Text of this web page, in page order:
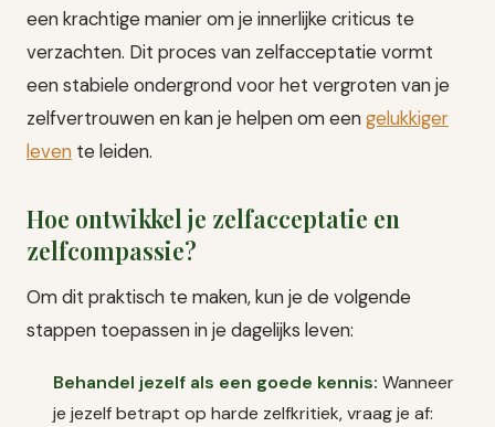
een krachtige manier om je innerlijke criticus te
verzachten. Dit proces van zelfacceptatie vormt
een stabiele ondergrond voor het vergroten van je
zelfvertrouwen en kan je helpen om eengelukkiger
leven te leiden.
Hoe ontwikkel je zelfacceptatie en
zelfcompassie?
Om dit praktisch te maken, kun je de volgende
stappen toepassen in je dagelijks leven:
Behandel jezelf als een goede kennis: Wanneer
je jezelf betrapt op harde zelfkritiek, vraag je af: